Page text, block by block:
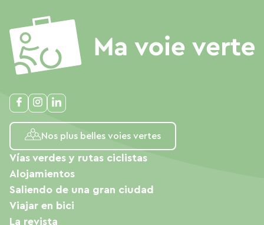
Nos plus belles voies vertes
Vías verdes y rutas ciclistas
Alojamientos
Saliendo de una gran ciudad
Viajar en bici
La revista